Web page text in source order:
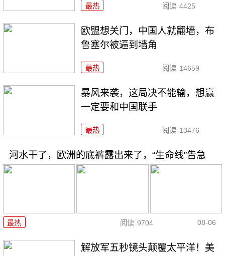
最热 阅读 4425
欧盟想关门，中国人就翻墙，布
鲁塞尔被逼到墙角
最热 阅读 14659
暴风来袭，这局决不能输，想赢
一定要和中国联手
最热 阅读 13476
河水干了，欧洲的底裤露出来了，“生命线”告急
最热 阅读 9704 08-06
解放军五秒镜头颠覆太平洋！美